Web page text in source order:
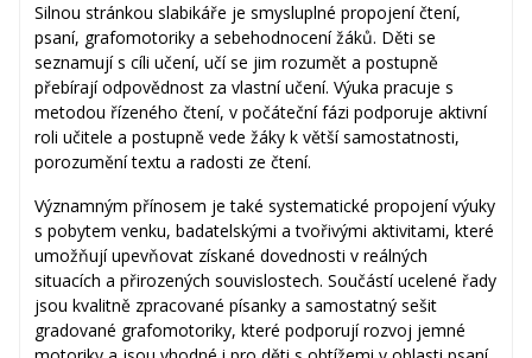
Silnou stránkou slabikáře je smysluplné propojení čtení,
psaní, grafomotoriky a sebehodnocení žáků. Děti se
seznamují s cíli učení, učí se jim rozumět a postupně
přebírají odpovědnost za vlastní učení. Výuka pracuje s
metodou řízeného čtení, v počáteční fázi podporuje aktivní
roli učitele a postupně vede žáky k větší samostatnosti,
porozumění textu a radosti ze čtení.
Významným přínosem je také systematické propojení výuky
s pobytem venku, badatelskými a tvořivými aktivitami, které
umožňují upevňovat získané dovednosti v reálných
situacích a přirozených souvislostech. Součástí ucelené řady
jsou kvalitně zpracované písanky a samostatný sešit
gradované grafomotoriky, které podporují rozvoj jemné